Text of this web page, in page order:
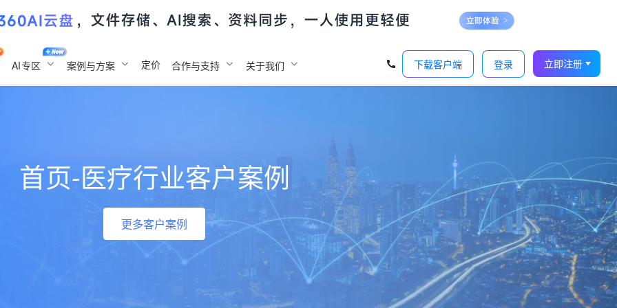
AI专区 案例与方案 定价 合作与支持 关于我们 下载客户端 登录 立即注册
首页-医疗行业客户案例
更多客户案例